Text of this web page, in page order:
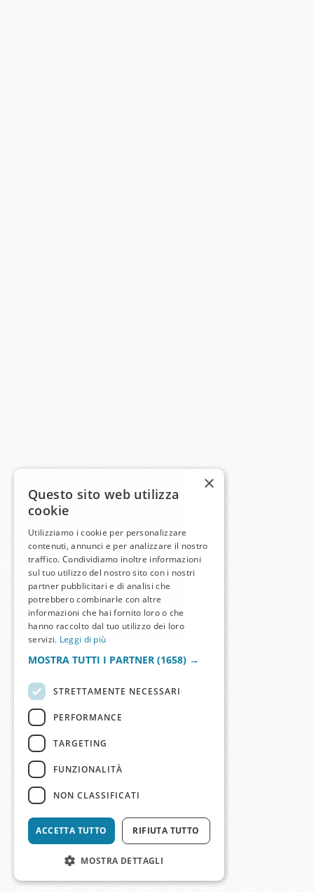
×
Questo sito web utilizza
cookie
Utilizziamo i cookie per personalizzare
contenuti, annunci e per analizzare il nostro
traffico. Condividiamo inoltre informazioni
sul tuo utilizzo del nostro sito con i nostri
partner pubblicitari e di analisi che
potrebbero combinarle con altre
informazioni che hai fornito loro o che
hanno raccolto dal tuo utilizzo dei loro
servizi. Leggi di più
MOSTRA TUTTI I PARTNER (1658) →
STRETTAMENTE NECESSARI
PERFORMANCE
TARGETING
FUNZIONALITÀ
NON CLASSIFICATI
ACCETTA TUTTO RIFIUTA TUTTO
MOSTRA DETTAGLI